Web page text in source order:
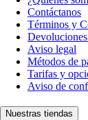
Contáctanos
Términos y
Aviso legal
Métodos de
Tarifas y
Aviso de
Nuestras tiendas